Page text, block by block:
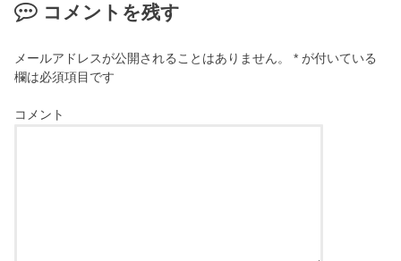
コメントを残す
メールアドレスが公開されることはありません。 * が付いている
欄は必須項目です
コメント